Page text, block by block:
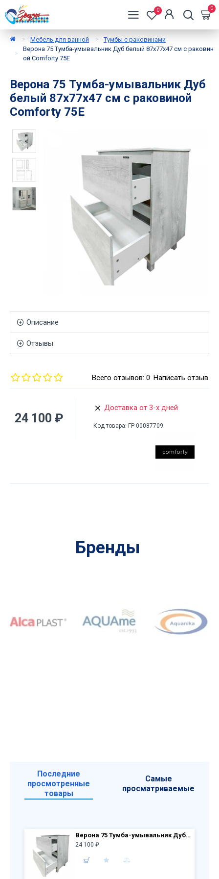
0 0
Мебель для ванной
Тумбы с раковинами
Верона 75 Тумба-умывальник Дуб белый 87х77х47 см с раковин
ой Comforty 75E
Верона 75 Тумба-умывальник Дуб
белый 87х77х47 см с раковиной
Comforty 75E
Описание
Отзывы
Всего отзывов: 0 Написать отзыв
24 100 ₽
Доставка от 3-х дней
Код товара: ГР-00087709
Бренды
Последние
просмотренные
товары
Самые
просматриваемые
Верона 75 Тумба-умывальник Дуб белый 87х77х47 см с раковиной Comforty 75E
24 100 ₽